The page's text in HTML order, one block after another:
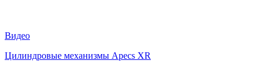
Видео
Цилиндровые механизмы Apecs XR